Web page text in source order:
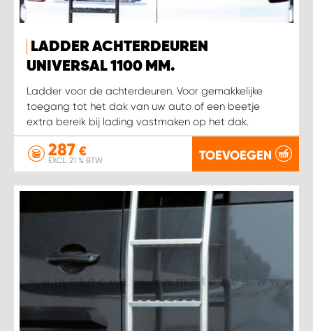
LADDER ACHTERDEUREN
UNIVERSAL 1100 MM.
Ladder voor de achterdeuren. Voor gemakkelijke
toegang tot het dak van uw auto of een beetje
extra bereik bij lading vastmaken op het dak.
287 €
EXCL. 21 % BTW TOEVOEGEN